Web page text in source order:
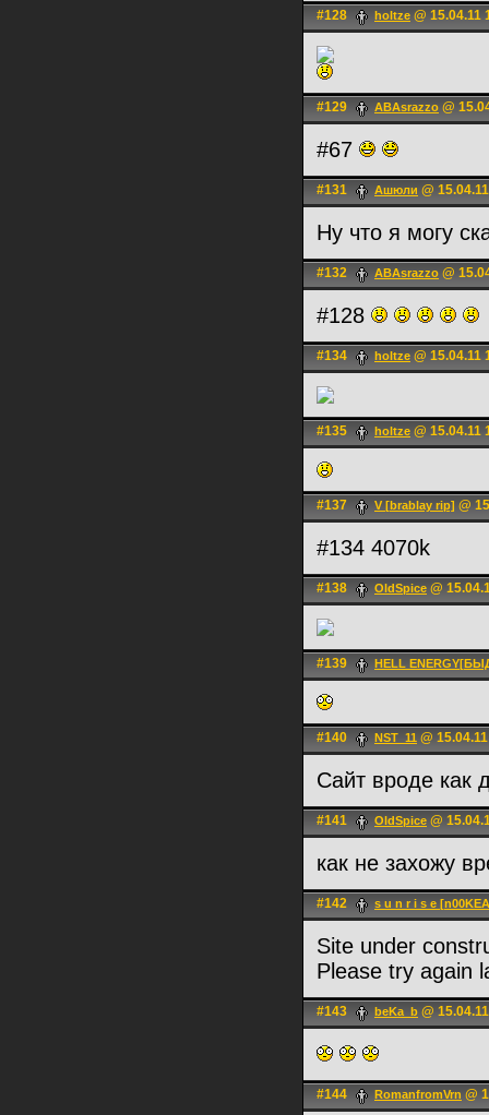
#128 holtze @ 15.04.11
#129 ABAsrazzo @
#67
#131 Ашюли @
Ну что я могу
#132 ABAsrazzo @
#128
#134 holtze @ 15.04.11
#135 holtze @ 15.04.11
#137 V [brablay rip] @
#134 4070k
#138 OldSpice @
#139 HELL
#140 NST_11 @
Сайт вроде как
#141 OldSpice @
как не захожу
#142 s u n r i s e
Site under
Please try again
#143 beKa_b @
#144 RomanfromVrn @